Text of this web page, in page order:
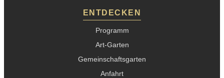
ENTDECKEN
Programm
Art-Garten
Gemeinschaftsgarten
Anfahrt